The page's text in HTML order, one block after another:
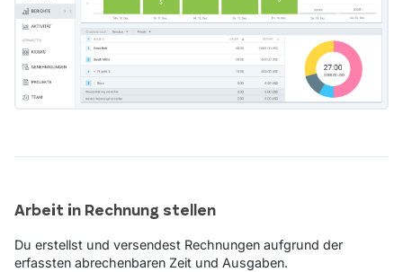
Arbeit in Rechnung stellen
Du erstellst und versendest Rechnungen aufgrund der
erfassten abrechenbaren Zeit und Ausgaben.